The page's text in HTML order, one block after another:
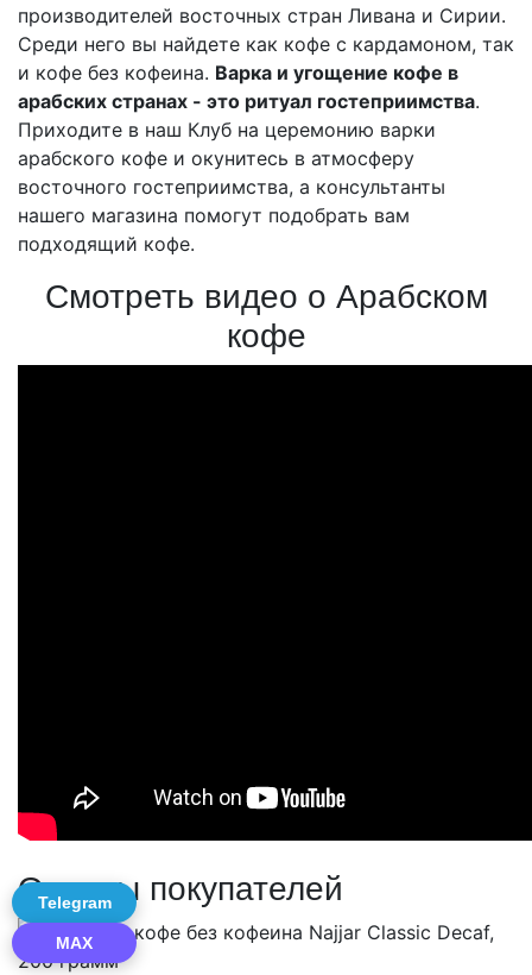
производителей восточных стран Ливана и Сирии.
Среди него вы найдете как кофе с кардамоном, так
и кофе без кофеина. Варка и угощение кофе в
арабских странах - это ритуал гостеприимства.
Приходите в наш Клуб на церемонию варки
арабского кофе и окунитесь в атмосферу
восточного гостеприимства, а консультанты
нашего магазина помогут подобрать вам
подходящий кофе.
Смотреть видео о Арабском
кофе
Отзывы покупателей
Telegram
MAX